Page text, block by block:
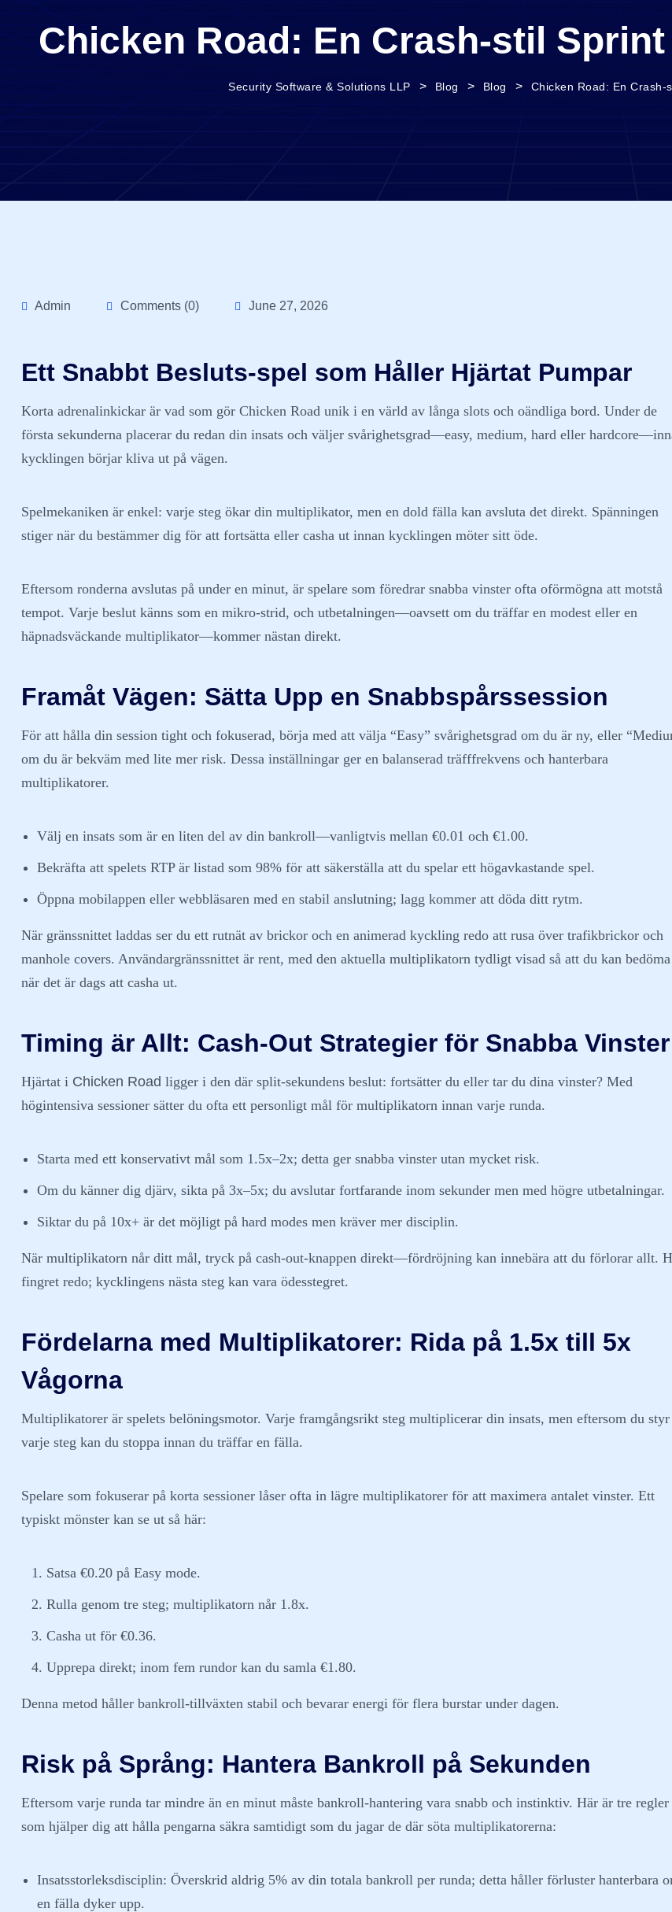
Chicken Road: En Crash‑stil
Security Software & Solutions LLP > Blog > Blog > Chicken Road: En
Admin Comments (0) June 27, 2026
Ett Snabbt Besluts‑spel som Håller Hjärtat Pumpar
Korta adrenalinkickar är vad som gör Chicken Road unik i en värld av långa slots och oändliga bord. Under de
första sekunderna placerar du redan din insats och väljer svårighetsgrad—easy, medium, hard eller
kycklingen börjar kliva ut på vägen.
Spelmekaniken är enkel: varje steg ökar din multiplikator, men en dold fälla kan avsluta det direkt. Spänningen
stiger när du bestämmer dig för att fortsätta eller casha ut innan kycklingen möter sitt öde.
Eftersom ronderna avslutas på under en minut, är spelare som föredrar snabba vinster ofta oförmögna att motstå
tempot. Varje beslut känns som en mikro‑strid, och utbetalningen—oavsett om du träffar en modest eller en
häpnadsväckande multiplikator—kommer nästan direkt.
Framåt Vägen: Sätta Upp en Snabbspårssession
För att hålla din session tight och fokuserad, börja med att välja “Easy” svårighetsgrad om du är ny, eller
om du är bekväm med lite mer risk. Dessa inställningar ger en balanserad träfffrekvens och hanterbara
multiplikatorer.
Välj en insats som är en liten del av din bankroll—vanligtvis mellan €0.01 och €1.00.
Bekräfta att spelets RTP är listad som 98% för att säkerställa att du spelar ett högavkastande spel.
Öppna mobilappen eller webbläsaren med en stabil anslutning; lagg kommer att döda ditt rytm.
När gränssnittet laddas ser du ett rutnät av brickor och en animerad kyckling redo att rusa över trafikbrickor och
manhole covers. Användargränssnittet är rent, med den aktuella multiplikatorn tydligt visad så att du kan bedöma
när det är dags att casha ut.
Timing är Allt: Cash‑Out Strategier för Snabba Vinster
Hjärtat i Chicken Road ligger i den där split‑sekundens beslut: fortsätter du eller tar du dina vinster? Med
högintensiva sessioner sätter du ofta ett personligt mål för multiplikatorn innan varje runda.
Starta med ett konservativt mål som 1.5x–2x; detta ger snabba vinster utan mycket risk.
Om du känner dig djärv, sikta på 3x–5x; du avslutar fortfarande inom sekunder men med högre utbetalningar.
Siktar du på 10x+ är det möjligt på hard modes men kräver mer disciplin.
När multiplikatorn når ditt mål, tryck på cash‑out-knappen direkt—fördröjning kan innebära att du förlorar allt.
fingret redo; kycklingens nästa steg kan vara ödesstegret.
Fördelarna med Multiplikatorer: Rida på 1.5x till 5x
Vågorna
Multiplikatorer är spelets belöningsmotor. Varje framgångsrikt steg multiplicerar din insats, men eftersom du styr
varje steg kan du stoppa innan du träffar en fälla.
Spelare som fokuserar på korta sessioner låser ofta in lägre multiplikatorer för att maximera antalet vinster. Ett
typiskt mönster kan se ut så här:
Satsa €0.20 på Easy mode.
Rulla genom tre steg; multiplikatorn når 1.8x.
Casha ut för €0.36.
Upprepa direkt; inom fem rundor kan du samla €1.80.
Denna metod håller bankroll-tillväxten stabil och bevarar energi för flera burstar under dagen.
Risk på Språng: Hantera Bankroll på Sekunden
Eftersom varje runda tar mindre än en minut måste bankroll-hantering vara snabb och instinktiv. Här är tre regler
som hjälper dig att hålla pengarna säkra samtidigt som du jagar de där söta multiplikatorerna:
Insatsstorleksdisciplin: Överskrid aldrig 5% av din totala bankroll per runda; detta håller förluster hanterbara
en fälla dyker upp.